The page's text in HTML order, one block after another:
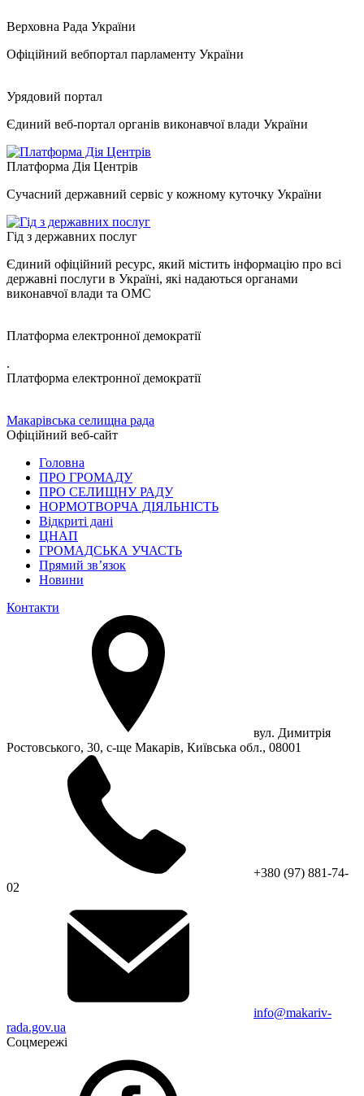
Верховна Рада України
Офіційний вебпортал парламенту України
Урядовий портал
Єдиний веб-портал органів виконавчої влади України
Платформа Дія Центрів
Сучасний державний сервіс у кожному куточку України
Гід з державних послуг
Єдиний офіційний ресурс, який містить інформацію про всі
державні послуги в Україні, які надаються органами
виконавчої влади та ОМС
Платформа електронної демократії
.
Платформа електронної демократії
Макарівська селищна рада
Офіційний веб-сайт
Головна
ПРО ГРОМАДУ
ПРО СЕЛИЩНУ РАДУ
НОРМОТВОРЧА ДІЯЛЬНІСТЬ
Відкриті дані
ЦНАП
ГРОМАДСЬКА УЧАСТЬ
Прямий зв’язок
Новини
Контакти
вул. Димитрія
Ростовського, 30, с-ще Макарів, Київська обл., 08001
+380 (97) 881-74-
02
info@makariv-
rada.gov.ua
Соцмережі